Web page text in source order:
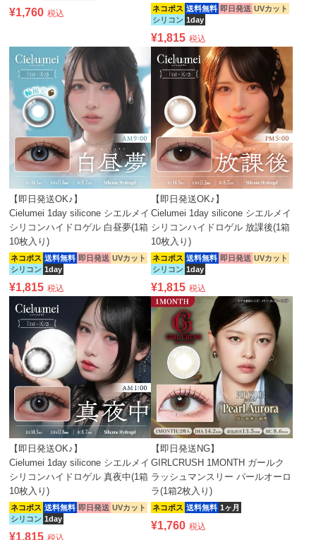
¥1,760 税込 ネコポス 送料無料 即日発送 UVカット
シリコン 1day
¥1,815 税込
【即日発送OK♪】
Cielumei 1day silicone シエルメイ
シリコンハイドロゲル 白昼夢(1箱
10枚入り)
ネコポス 送料無料 即日発送 UVカット
シリコン 1day
¥1,815 税込
【即日発送OK♪】
Cielumei 1day silicone シエルメイ
シリコンハイドロゲル 放課後(1箱
10枚入り)
ネコポス 送料無料 即日発送 UVカット
シリコン 1day
¥1,815 税込
【即日発送OK♪】
Cielumei 1day silicone シエルメイ
シリコンハイドロゲル 真夜中(1箱
10枚入り)
ネコポス 送料無料 即日発送 UVカット
シリコン 1day
¥1,815
【即日発送NG】
GIRLCRUSH 1MONTH ガールク
ラッシュマンスリー パールオーロ
ラ(1箱2枚入り)
ネコポス 送料無料 1ヶ月
¥1,760 税込